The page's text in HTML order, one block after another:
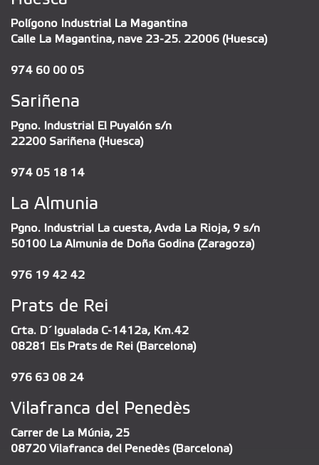
Polígono Industrial La Magantina
Calle La Magantina, nave 23-25. 22006 (Huesca)
974 60 00 05
Sariñena
Pgno. Industrial El Puyalón s/n
22200 Sariñena (Huesca)
974 05 18 14
La Almunia
Pgno. Industrial La cuesta, Avda La Rioja, 9 s/n
50100 La Almunia de Doña Godina (Zaragoza)
976 19 42 42
Prats de Rei
Crta. D´Igualada C-1412a, Km.42
08281 Els Prats de Rei (Barcelona)
976 63 08 24
Vilafranca del Penedès
Carrer de La Múnia, 25
08720 Vilafranca del Penedès (Barcelona)